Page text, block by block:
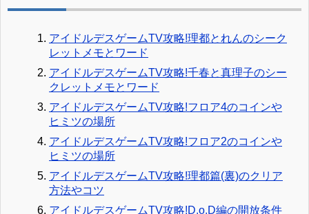
アイドルデスゲームTV攻略!理都とれんのシーク
レットメモとワード
アイドルデスゲームTV攻略!千春と真理子のシー
クレットメモとワード
アイドルデスゲームTV攻略!フロア4のコインや
ヒミツの場所
アイドルデスゲームTV攻略!フロア2のコインや
ヒミツの場所
アイドルデスゲームTV攻略!理都篇(裏)のクリア
方法やコツ
アイドルデスゲームTV攻略!D.o.D編の開放条件